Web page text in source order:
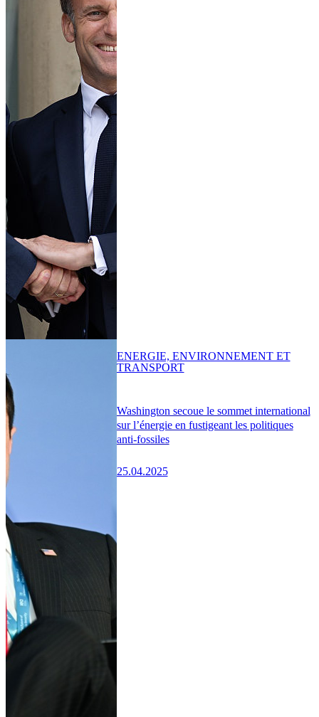
Washington secoue le sommet international
sur l’énergie en fustigeant les politiques
anti-fossiles
25.04.2025
ENERGIE, ENVIRONNEMENT ET
TRANSPORT